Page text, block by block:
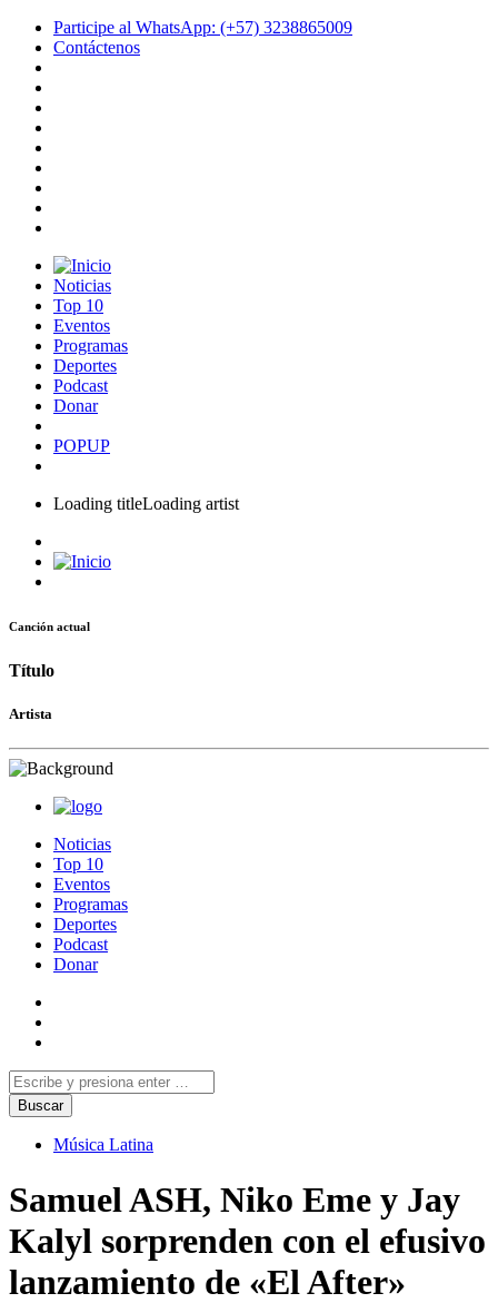
Participe al WhatsApp: (+57) 3238865009
Contáctenos
Noticias
Top 10
Eventos
Programas
Deportes
Podcast
Donar
POPUP
Loading titleLoading artist
Canción actual
Título
Artista
Noticias
Top 10
Eventos
Programas
Deportes
Podcast
Donar
Música Latina
Samuel ASH, Niko Eme y Jay
Kalyl sorprenden con el efusivo
lanzamiento de «El After»